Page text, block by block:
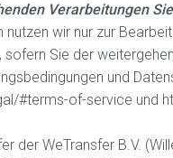
Verarbeitungen
wir nur zur
Sie der
und
#terms-of-service und
der WeTransfer B.V.